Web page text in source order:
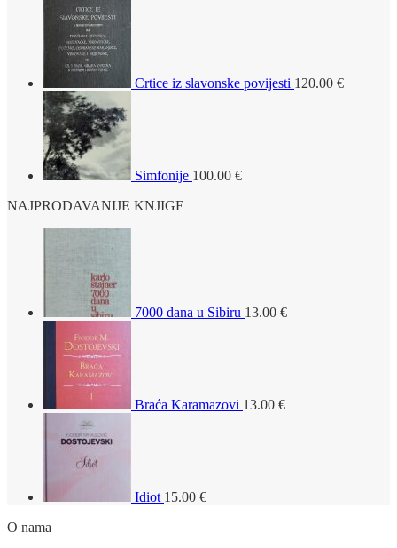
Crtice iz slavonske povijesti 120.00 €
Simfonije 100.00 €
NAJPRODAVANIJE KNJIGE
7000 dana u Sibiru 13.00 €
Braća Karamazovi 13.00 €
Idiot 15.00 €
O nama